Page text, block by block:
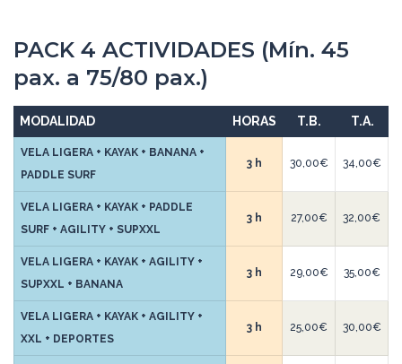
PACK 4 ACTIVIDADES (Mín. 45
pax. a 75/80 pax.)
MODALIDAD HORAS T.B. T.A.
VELA LIGERA + KAYAK + BANANA +
PADDLE SURF
3 h 30,00€ 34,00€
VELA LIGERA + KAYAK + PADDLE
SURF + AGILITY + SUPXXL
3 h 27,00€ 32,00€
VELA LIGERA + KAYAK + AGILITY +
SUPXXL + BANANA
3 h 29,00€ 35,00€
VELA LIGERA + KAYAK + AGILITY +
XXL + DEPORTES
3 h 25,00€ 30,00€